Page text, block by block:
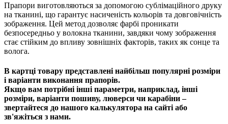
Прапори виготовляються за допомогою сублімаційного друку
на тканині, що гарантує насиченість кольорів та довговічність
зображення. Цей метод дозволяє фарбі проникати
безпосередньо у волокна тканини, завдяки чому зображення
стає стійким до впливу зовнішніх факторів, таких як сонце та
волога.
В картці товару представлені найбільш популярні розміри
і варіанти виконання прапорів.
Якщо вам потрібні інші параметри, наприклад, інші
розміри, варіанти пошиву, люверси чи карабіни –
звертайтеся до нашого калькулятора на сайті або
зв'яжіться з нами.